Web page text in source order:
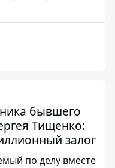
бывшего
Тищенко:
залог
по делу вместе